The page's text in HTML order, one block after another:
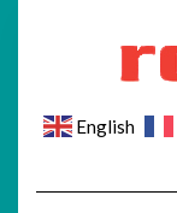
English